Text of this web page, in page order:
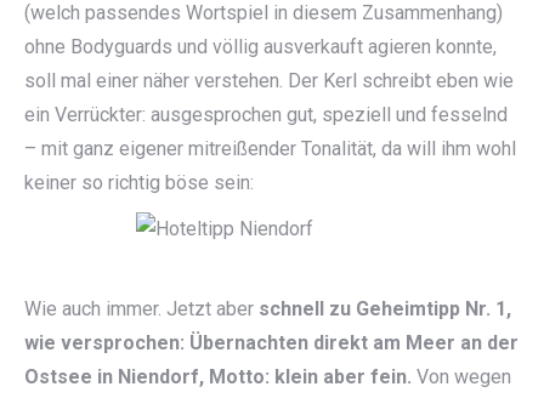
(welch passendes Wortspiel in diesem Zusammenhang)
ohne Bodyguards und völlig ausverkauft agieren konnte,
soll mal einer näher verstehen. Der Kerl schreibt eben wie
ein Verrückter: ausgesprochen gut, speziell und fesselnd
– mit ganz eigener mitreißender Tonalität, da will ihm wohl
keiner so richtig böse sein:
Wie auch immer. Jetzt aber schnell zu Geheimtipp Nr. 1,
wie versprochen: Übernachten direkt am Meer an der
Ostsee in Niendorf, Motto: klein aber fein. Von wegen